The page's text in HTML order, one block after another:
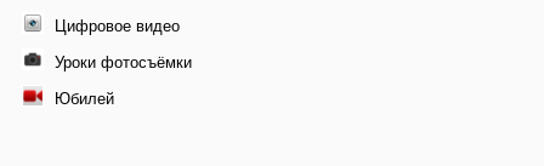
Цифровое видео
Уроки фотосъёмки
Юбилей